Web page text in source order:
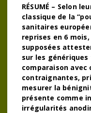
RÉSUMÉ – Selon leur mode opératoire désormais
classique de la
sanitaires
reprises en 6
supposées
sur les génériques
comparaison
contraignantes,
mesurer la
présente comme
irrégularités